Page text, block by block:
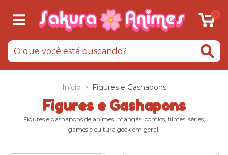
0
Início > Figures e Gashapons
Figures e Gashapons
Figures e gashapons de animes, mangás, comics, filmes, séries,
games e cultura geek em geral.